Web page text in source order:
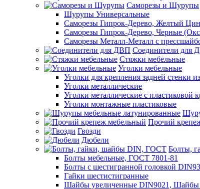
Саморезы и Шурупы
Шурупы Универсальные
Саморезы Гипрок-Дерево, Желтый
Саморезы Гипрок-Дерево, Черные
Саморезы Металл-Металл с
Соединители для
Стяжки мебельные
Уголки мебельные
Уголки для крепления задней стенки
Уголки металлические
Уголки металлические с пластиковой
Уголки монтажные пластиковые
Прочий
Гвозди
Дюбели
Болты,
Болты мебельные, ГОСТ 7801-81
Болты с шестигранной головкой
Гайки шестистигранные
Шайбы увеличенные DIN9021, Шайбы